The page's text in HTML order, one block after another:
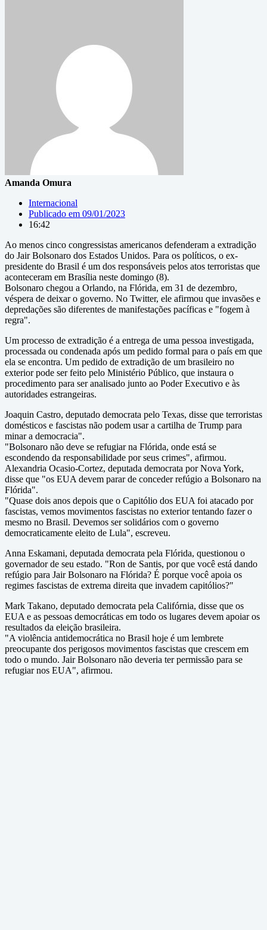
Amanda Omura
Internacional
Publicado em 09/01/2023
16:42
Ao menos cinco congressistas americanos defenderam a extradição
do Jair Bolsonaro dos Estados Unidos. Para os políticos, o ex-
presidente do Brasil é um dos responsáveis pelos atos terroristas que
aconteceram em Brasília neste domingo (8).
Bolsonaro chegou a Orlando, na Flórida, em 31 de dezembro,
véspera de deixar o governo. No Twitter, ele afirmou que invasões e
depredações são diferentes de manifestações pacíficas e "fogem à
regra".
Um processo de extradição é a entrega de uma pessoa investigada,
processada ou condenada após um pedido formal para o país em que
ela se encontra. Um pedido de extradição de um brasileiro no
exterior pode ser feito pelo Ministério Público, que instaura o
procedimento para ser analisado junto ao Poder Executivo e às
autoridades estrangeiras.
Joaquin Castro, deputado democrata pelo Texas, disse que terroristas
domésticos e fascistas não podem usar a cartilha de Trump para
minar a democracia".
"Bolsonaro não deve se refugiar na Flórida, onde está se
escondendo da responsabilidade por seus crimes", afirmou.
Alexandria Ocasio-Cortez, deputada democrata por Nova York,
disse que "os EUA devem parar de conceder refúgio a Bolsonaro na
Flórida".
"Quase dois anos depois que o Capitólio dos EUA foi atacado por
fascistas, vemos movimentos fascistas no exterior tentando fazer o
mesmo no Brasil. Devemos ser solidários com o governo
democraticamente eleito de Lula", escreveu.
Anna Eskamani, deputada democrata pela Flórida, questionou o
governador de seu estado. "Ron de Santis, por que você está dando
refúgio para Jair Bolsonaro na Flórida? É porque você apoia os
regimes fascistas de extrema direita que invadem capitólios?"
Mark Takano, deputado democrata pela Califórnia, disse que os
EUA e as pessoas democráticas em todo os lugares devem apoiar os
resultados da eleição brasileira.
"A violência antidemocrática no Brasil hoje é um lembrete
preocupante dos perigosos movimentos fascistas que crescem em
todo o mundo. Jair Bolsonaro não deveria ter permissão para se
refugiar nos EUA", afirmou.